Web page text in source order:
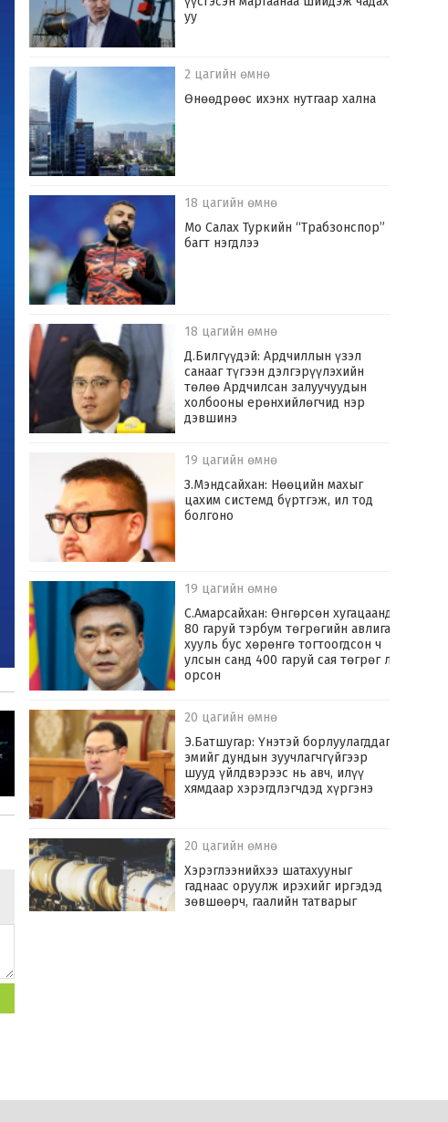
уу
2 цагийн өмнө
Өнөөдрөөс ихэнх нутгаар хална
18 цагийн өмнө
Мо Салах Туркийн “Трабзонспор”
багт нэгдлээ
18 цагийн өмнө
Д.Билгүүдэй: Ардчиллын үзэл
санааг түгээн дэлгэрүүлэхийн
төлөө Ардчилсан залуучуудын
холбооны ерөнхийлөгчид нэр
дэвшинэ
19 цагийн өмнө
З.Мэндсайхан: Нөөцийн махыг
цахим системд бүртгэж, ил тод
болгоно
19 цагийн өмнө
С.Амарсайхан: Өнгөрсөн хугацаанд
80 гаруй тэрбум төгрөгийн авлига,
хууль бус хөрөнгө тогтоогдсон ч
улсын санд 400 гаруй сая төгрөг л
орсон
20 цагийн өмнө
Э.Батшугар: Үнэтэй борлуулагддаг
эмийг дундын зуучлагчгүйгээр
шууд үйлдвэрээс нь авч, илүү
хямдаар хэрэгдлэгчдэд хүргэнэ
20 цагийн өмнө
Хэрэглээнийхээ шатахууныг
гаднаас оруулж ирэхийг иргэдэд
зөвшөөрч, гаалийн татварыг
22 цагийн өмнө